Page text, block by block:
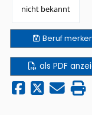
nicht bekannt
Beruf
als PDF